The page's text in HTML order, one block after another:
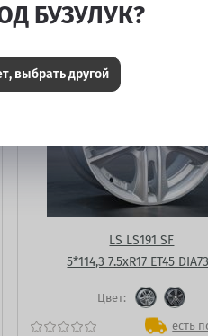
LS LS191 SF
5*114,3 7.5xR17 ET45
Цвет:
есть
БУЗУЛУК?
выбрать другой